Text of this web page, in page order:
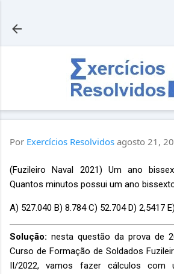
Por Exercícios Resolvidos agosto 21,
(Fuzileiro Naval 2021) Um ano
Quantos minutos possui um ano
A) 527.040 B) 8.784 C) 52.704 D) 2,5417
Solução: nesta questão da prova de
Curso de Formação de Soldados
II/2022, vamos fazer cálculos com